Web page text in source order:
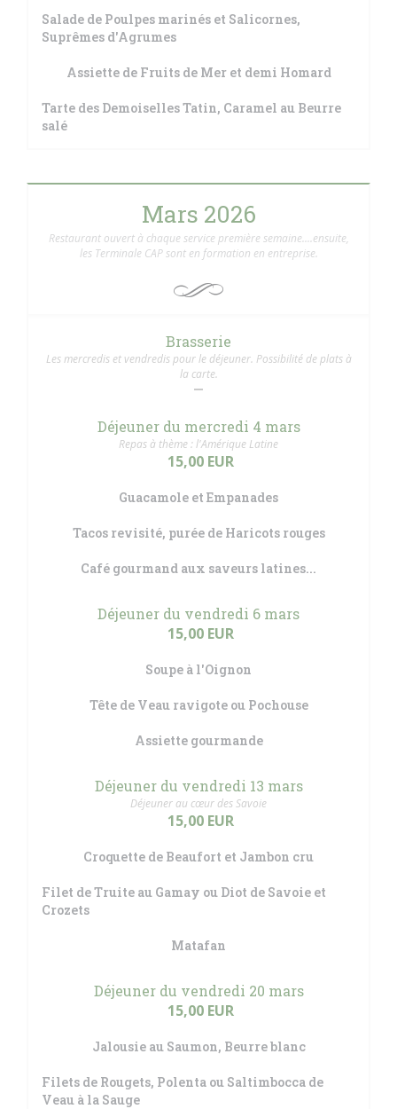
Salade de Poulpes marinés et Salicornes,
Suprêmes d'Agrumes
Assiette de Fruits de Mer et demi Homard
Tarte des Demoiselles Tatin, Caramel au Beurre
salé
Mars 2026
Restaurant ouvert à chaque service première semaine....ensuite,
les Terminale CAP sont en formation en entreprise.
Brasserie
Les mercredis et vendredis pour le déjeuner. Possibilité de plats à
la carte.
Déjeuner du mercredi 4 mars
Repas à thème : l'Amérique Latine
15,00 EUR
Guacamole et Empanades
Tacos revisité, purée de Haricots rouges
Café gourmand aux saveurs latines...
Déjeuner du vendredi 6 mars
15,00 EUR
Soupe à l'Oignon
Tête de Veau ravigote ou Pochouse
Assiette gourmande
Déjeuner du vendredi 13 mars
Déjeuner au cœur des Savoie
15,00 EUR
Croquette de Beaufort et Jambon cru
Filet de Truite au Gamay ou Diot de Savoie et
Crozets
Matafan
Déjeuner du vendredi 20 mars
15,00 EUR
Jalousie au Saumon, Beurre blanc
Filets de Rougets, Polenta ou Saltimbocca de
Veau à la Sauge